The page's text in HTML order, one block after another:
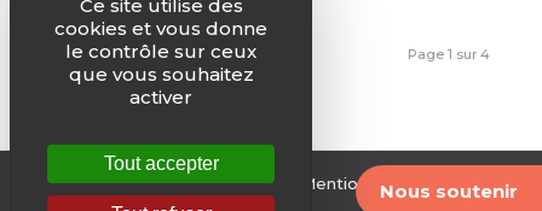
Nous soutenir
Page 1 sur 4
2 3 4
© Justice & Paix -Plan du site Mentions légales
Ce site utilise des
cookies et vous donne
le contrôle sur ceux
que vous souhaitez
activer
Tout accepter